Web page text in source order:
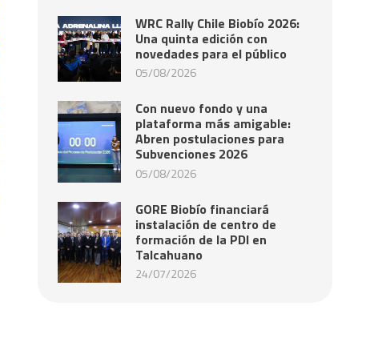
WRC Rally Chile Biobío 2026:
Una quinta edición con
novedades para el público
05/08/2026
Con nuevo fondo y una
plataforma más amigable:
Abren postulaciones para
Subvenciones 2026
05/08/2026
GORE Biobío financiará
instalación de centro de
formación de la PDI en
Talcahuano
24/07/2026